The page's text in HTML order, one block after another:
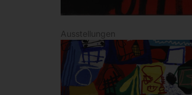
Ausstellungen